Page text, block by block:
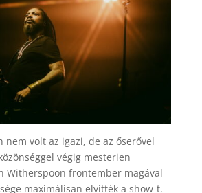
nem volt az igazi, de az őserővel
végig mesterien
Witherspoon frontember magával
maximálisan elvitték a show-t.